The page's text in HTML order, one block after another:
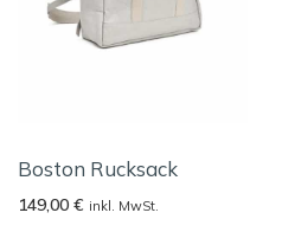
Boston Rucksack
149,00 € inkl. MwSt.